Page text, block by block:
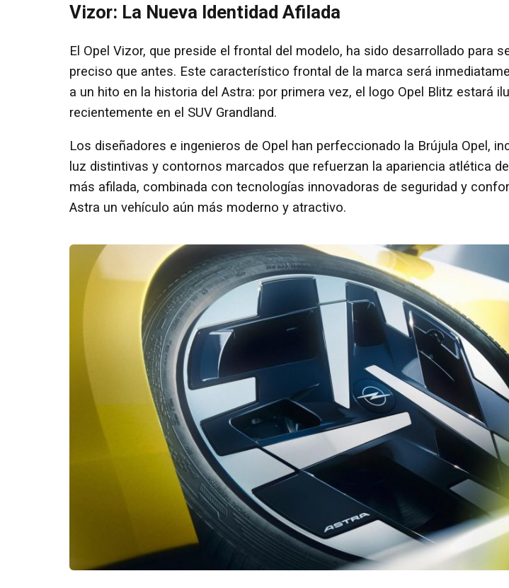
Vizor: La Nueva Identidad Afilada
El Opel Vizor, que preside el frontal del modelo, ha sido desarrollado para
preciso que antes. Este característico frontal de la marca será
a un hito en la historia del Astra: por primera vez, el logo Opel Blitz estará
recientemente en el SUV Grandland.
Los diseñadores e ingenieros de Opel han perfeccionado la Brújula Opel,
luz distintivas y contornos marcados que refuerzan la apariencia atlética
más afilada, combinada con tecnologías innovadoras de seguridad y
Astra un vehículo aún más moderno y atractivo.